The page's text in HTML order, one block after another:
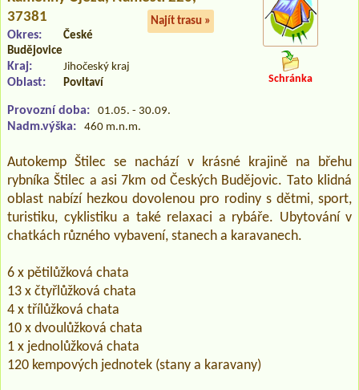
37381
Najít trasu »
Okres:
České
Budějovice
Kraj: Jihočeský kraj
Oblast: Povltaví
Provozní doba: 01.05. - 30.09.
Nadm.výška: 460 m.n.m.
Schránka
Autokemp Štilec se nachází v krásné krajině na břehu
rybníka Štilec a asi 7km od Českých Budějovic. Tato klidná
oblast nabízí hezkou dovolenou pro rodiny s dětmi, sport,
turistiku, cyklistiku a také relaxaci a rybáře. Ubytování v
chatkách různého vybavení, stanech a karavanech.
6 x pětilůžková chata
13 x čtyřlůžková chata
4 x třílůžková chata
10 x dvoulůžková chata
1 x jednolůžková chata
120 kempových jednotek (stany a karavany)